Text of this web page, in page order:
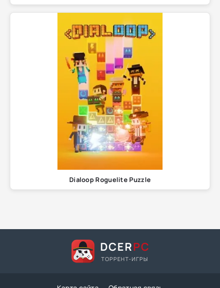
Dialoop Roguelite Puzzle
DCERPC
ТОРРЕНТ-ИГРЫ